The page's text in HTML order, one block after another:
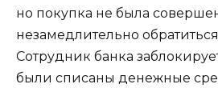
но покупка не была
незамедлительно
Сотрудник банка
были списаны денежные